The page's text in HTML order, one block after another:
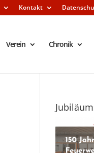
Kontakt
Verein Chronik